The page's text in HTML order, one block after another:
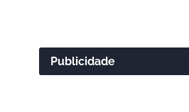
Publicidade